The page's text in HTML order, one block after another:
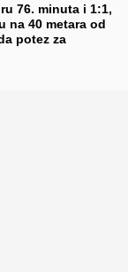
76. minuta i 1:1,
na 40 metara od
potez za